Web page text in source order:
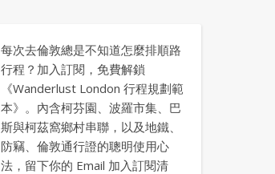
每次去倫敦總是不知道怎麼排順路
行程？加入訂閱，免費解鎖
《Wanderlust London 行程規劃範
本》。內含柯芬園、波羅市集、巴
斯與柯茲窩鄉村串聯，以及地鐵、
防竊、倫敦通行證的聰明使用心
法，留下你的 Email 加入訂閱清